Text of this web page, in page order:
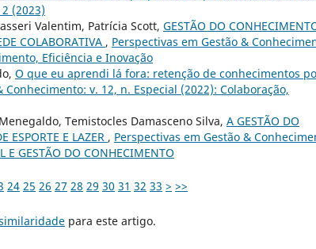
(2023)
Valentim, Patrícia Scott, GESTÃO DO
COLABORATIVA , Perspectivas em Gestão &
Eficiência e Inovação
O que eu aprendi lá fora: retenção de conhecimentos
Conhecimento: v. 12, n. Especial (2022): Colaboração,
Temistocles Damasceno Silva, A GESTÃO DO
ESPORTE E LAZER , Perspectivas em Gestão &
GESTÃO DO CONHECIMENTO
24 25 26 27 28 29 30 31 32 33 > >>
para este artigo.